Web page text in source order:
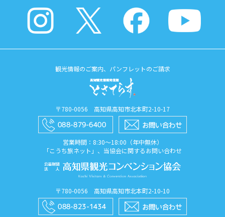
観光情報のご案内、パンフレットのご請求
〒780-0056 高知県高知市北本町2-10-17
営業時間：8:30〜18:00（年中無休）
「こうち旅ネット」、当協会に関するお問い合わせ
〒780-0056 高知県高知市北本町2-10-10